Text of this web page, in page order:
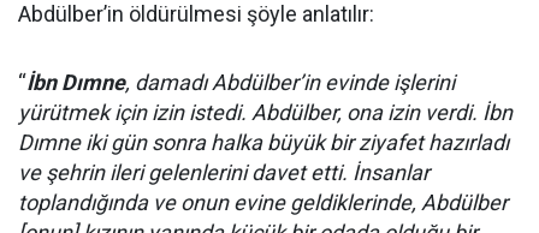
Abdülber’in öldürülmesi şöyle anlatılır:
“İbn Dımne, damadı Abdülber’in evinde işlerini
yürütmek için izin istedi. Abdülber, ona izin verdi. İbn
Dımne iki gün sonra halka büyük bir ziyafet hazırladı
ve şehrin ileri gelenlerini davet etti. İnsanlar
toplandığında ve onun evine geldiklerinde, Abdülber